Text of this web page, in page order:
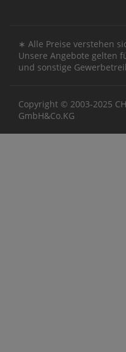
∗ Alle Preise verstehen
Unsere Angebote gelten
und sonstige
Copyright © 2003-2025
GmbH&Co.KG